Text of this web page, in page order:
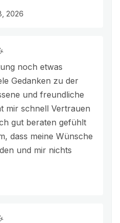
2026
noch etwas
Gedanken zu der
und freundliche
mir schnell Vertrauen
gut beraten gefühlt
dass meine Wünsche
und mir nichts